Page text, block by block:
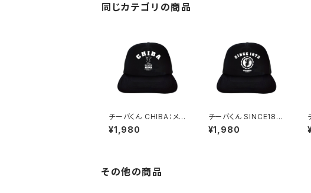
同じカテゴリの商品
チーバくん CHIBA：メッ
シュキャップ（ブラック）
¥1,980
チーバくん SINCE187
3：メッシュキャップ（ブラ
ック）
¥1,980
その他の商品